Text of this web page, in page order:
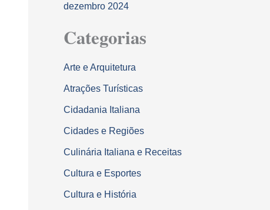
dezembro 2024
Categorias
Arte e Arquitetura
Atrações Turísticas
Cidadania Italiana
Cidades e Regiões
Culinária Italiana e Receitas
Cultura e Esportes
Cultura e História